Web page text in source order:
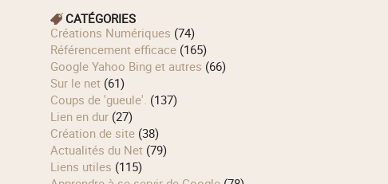
CATÉGORIES
Créations Numériques (74)
Référencement efficace(165)
Google Yahoo Bing et autres (66)
Sur le net(61)
Coups de 'gueule'. (137)
Lien en dur(27)
Création de site(38)
Actualités du Net(79)
Liens utiles (115)